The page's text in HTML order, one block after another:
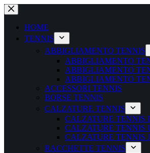
Salta
al
contenutoHOME
TENNIS
ABBIGLIAMENTO TENNIS
ABBIGLIAMENTO
ABBIGLIAMENTO
ABBIGLIAMENTO
ACCESSORI TENNIS
BORSE TENNIS
CALZATURE TENNIS
CALZATURE TENNIS
CALZATURE TENNIS
CALZATURE TENNIS
RACCHETTE TENNIS